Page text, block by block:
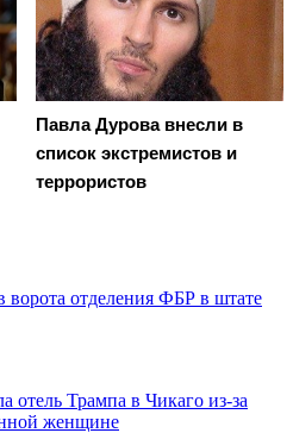
Павла Дурова внесли в
список экстремистов и
террористов
ворота отделения ФБР в штате
Трампа в Чикаго из-за
женщине